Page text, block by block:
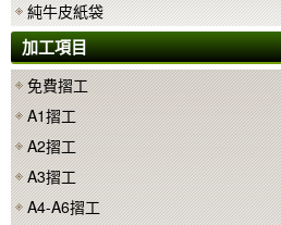
純牛皮紙袋
加工項目
免費摺工
A1摺工
A2摺工
A3摺工
A4-A6摺工